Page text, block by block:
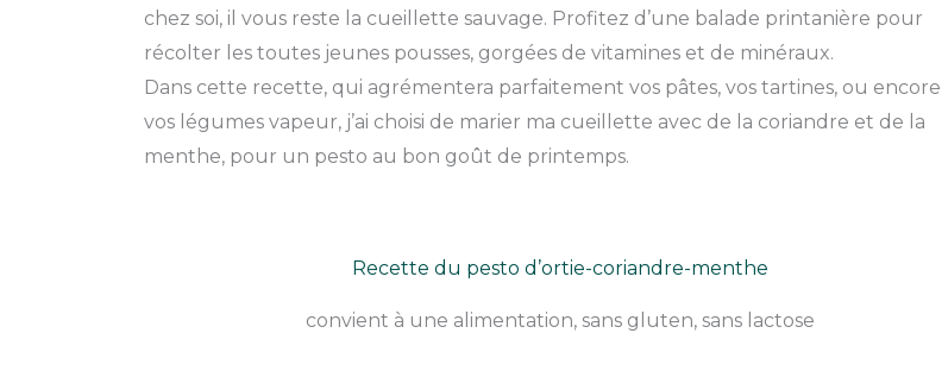
chez soi, il vous reste la cueillette sauvage. Profitez d’une balade printanière pour
récolter les toutes jeunes pousses, gorgées de vitamines et de minéraux.
Dans cette recette, qui agrémentera parfaitement vos pâtes, vos tartines, ou encore
vos légumes vapeur, j’ai choisi de marier ma cueillette avec de la coriandre et de la
menthe, pour un pesto au bon goût de printemps.
Recette du pesto d’ortie-coriandre-menthe
convient à une alimentation, sans gluten, sans lactose